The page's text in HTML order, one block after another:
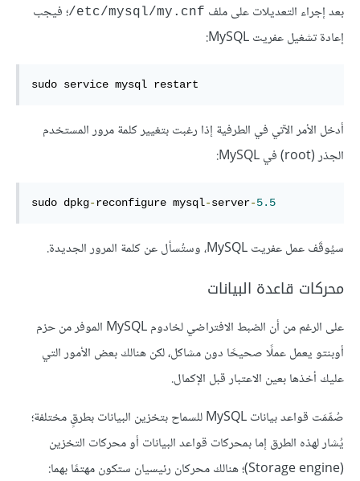
بعد إجراء التعديلات على ملف ‎/etc/mysql/my.cnf؛ فيجب
إعادة تشغيل عفريت MySQL:
sudo service mysql restart
أدخل الأمر الآتي في الطرفية إذا رغبت بتغيير كلمة مرور المستخدم
الجذر (root) في MySQL:
sudo dpkg-reconfigure mysql-server-5.5
سيُوقَف عمل عفريت MySQL، وستُسأل عن كلمة المرور الجديدة.
محركات قاعدة البيانات
على الرغم من أن الضبط الافتراضي لخادوم MySQL الموفر من حزم
أوبنتو يعمل عملًا صحيحًا دون مشاكل، لكن هنالك بعض الأمور التي
عليك أخذها بعين الاعتبار قبل الإكمال.
صُمِّمَت قواعد بيانات MySQL للسماح بتخزين البيانات بطرقٍ مختلفة؛
يُشار لهذه الطرق إما بمحركات قواعد البيانات أو محركات التخزين
(Storage engine)؛ هنالك محركان رئيسيان ستكون مهتمًا بهما: